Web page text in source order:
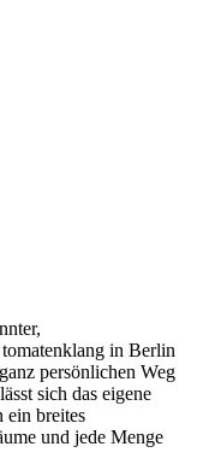
in Berlin
persönlichen Weg
sich das eigene
ein breites
und jede Menge